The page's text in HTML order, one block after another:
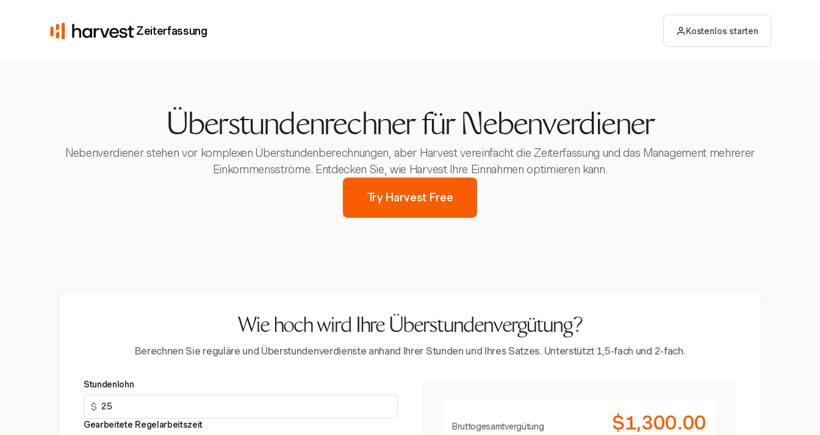
Zeiterfassung Kostenlos starten
Überstundenrechner für Nebenverdiener
Nebenverdiener stehen vor komplexen Überstundenberechnungen, aber Harvest vereinfacht die Zeiterfassung und das Management mehrerer
Einkommensströme. Entdecken Sie, wie Harvest Ihre Einnahmen optimieren kann.
Try Harvest Free
Wie hoch wird Ihre Überstundenvergütung?
Berechnen Sie reguläre und Überstundenverdienste anhand Ihrer Stunden und Ihres Satzes. Unterstützt 1,5-fach und 2-fach.
Stundenlohn
$
Gearbeitete Regelarbeitszeit Bruttogesamtvergütung $1,300.00